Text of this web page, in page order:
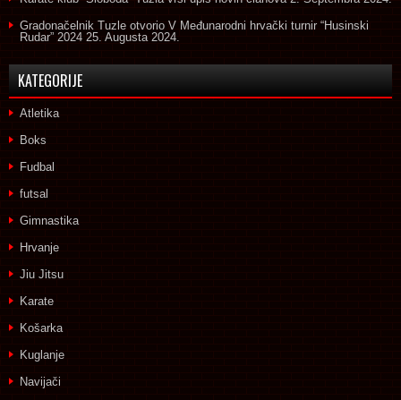
Gradonačelnik Tuzle otvorio V Međunarodni hrvački turnir “Husinski
Rudar” 2024 25. Augusta 2024.
KATEGORIJE
Atletika
Boks
Fudbal
futsal
Gimnastika
Hrvanje
Jiu Jitsu
Karate
Košarka
Kuglanje
Navijači